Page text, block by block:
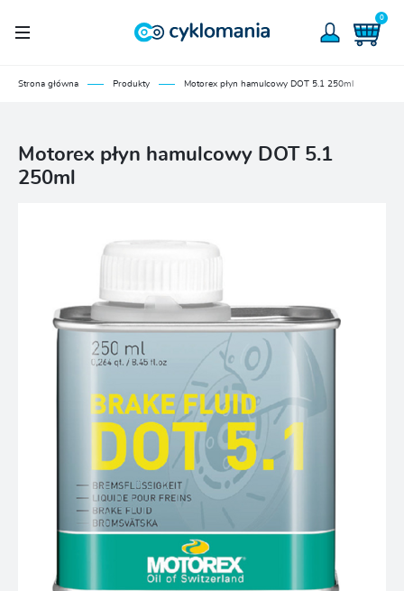
0
Strona główna Produkty Motorex płyn hamulcowy DOT 5.1 250ml
Motorex płyn hamulcowy DOT 5.1
250ml